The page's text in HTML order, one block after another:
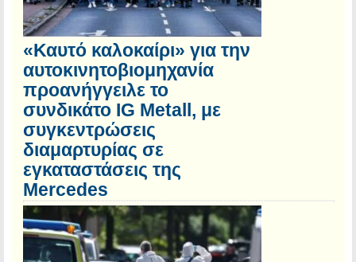
«Καυτό καλοκαίρι» για την
αυτοκινητοβιομηχανία
προανήγγειλε το
συνδικάτο IG Metall, με
συγκεντρώσεις
διαμαρτυρίας σε
εγκαταστάσεις της
Mercedes